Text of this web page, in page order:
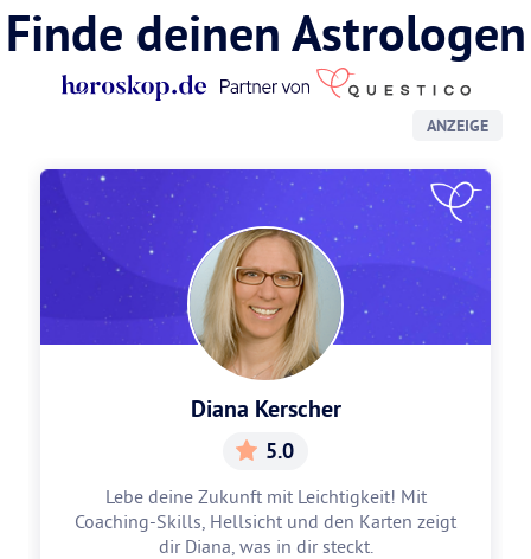
Finde deinen Astrologen
ANZEIGE
Diana Kerscher
5.0
Lebe deine Zukunft mit Leichtigkeit! Mit
Coaching-Skills, Hellsicht und den Karten zeigt
dir Diana, was in dir steckt.